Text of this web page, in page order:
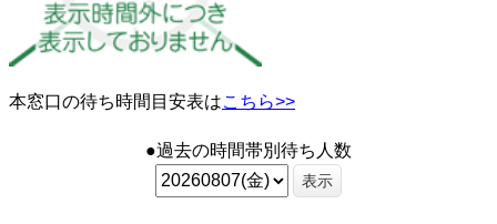
本窓口の待ち時間目安表はこちら>>
●過去の時間帯別待ち人数
表示